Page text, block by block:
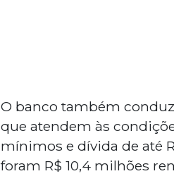
O banco também
que atendem às
mínimos e dívida de até
foram R$ 10,4 milhões